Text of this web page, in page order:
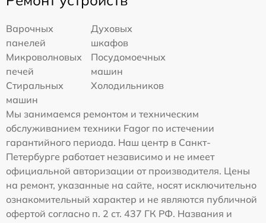
Варочных
панелей
Духовых
шкафов
Микроволновых
печей
Посудомоечных
машин
Стиральных
машин
Холодильников
Мы занимаемся ремонтом и техническим
обслуживанием техники Fagor по истечении
гарантийного периода. Наш центр в Санкт-
Петербурге работает независимо и не имеет
официальной авторизации от производителя. Цены
на ремонт, указанные на сайте, носят исключительно
ознакомительный характер и не являются публичной
офертой согласно п. 2 ст. 437 ГК РФ. Названия и